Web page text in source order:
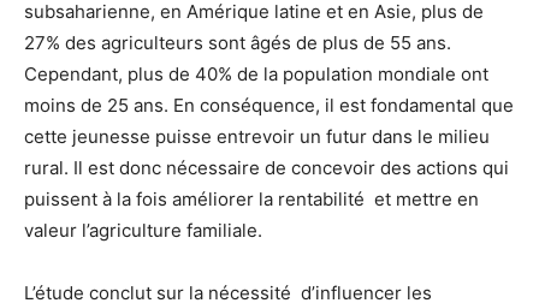
subsaharienne, en Amérique latine et en Asie, plus de
27% des agriculteurs sont âgés de plus de 55 ans.
Cependant, plus de 40% de la population mondiale ont
moins de 25 ans. En conséquence, il est fondamental que
cette jeunesse puisse entrevoir un futur dans le milieu
rural. Il est donc nécessaire de concevoir des actions qui
puissent à la fois améliorer la rentabilité et mettre en
valeur l’agriculture familiale.
L’étude conclut sur la nécessité d’influencer les